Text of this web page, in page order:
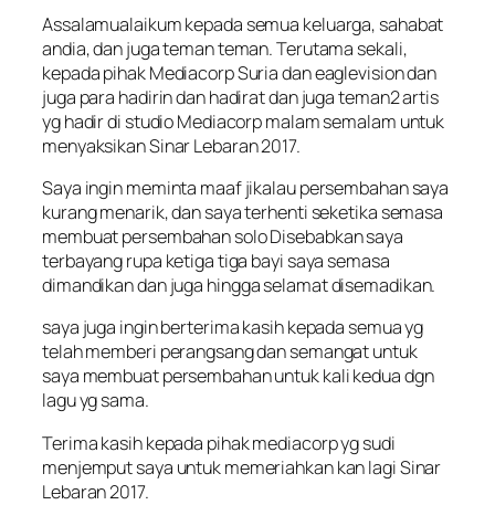
Assalamualaikum kepada semua keluarga, sahabat
andia, dan juga teman teman. Terutama sekali,
kepada pihak Mediacorp Suria dan eaglevision dan
juga para hadirin dan hadirat dan juga teman2 artis
yg hadir di studio Mediacorp malam semalam untuk
menyaksikan Sinar Lebaran 2017.
Saya ingin meminta maaf jikalau persembahan saya
kurang menarik, dan saya terhenti seketika semasa
membuat persembahan solo Disebabkan saya
terbayang rupa ketiga tiga bayi saya semasa
dimandikan dan juga hingga selamat disemadikan.
saya juga ingin berterima kasih kepada semua yg
telah memberi perangsang dan semangat untuk
saya membuat persembahan untuk kali kedua dgn
lagu yg sama.
Terima kasih kepada pihak mediacorp yg sudi
menjemput saya untuk memeriahkan kan lagi Sinar
Lebaran 2017.